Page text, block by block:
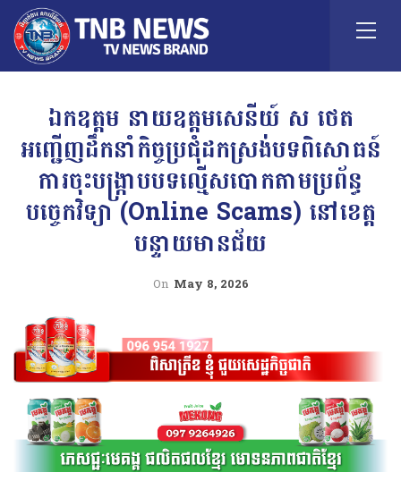
ឯកឧត្តម នាយឧត្តមសេនីយ៍ ស ថេត
អញ្ជើញដឹកនាំកិច្ចប្រជុំដកស្រង់បទពិសោធន៍
ការចុះបង្រ្កាបបទល្មើសបោកតាមប្រព័ន្ធ
បច្ចេកវិទ្យា (Online Scams) នៅខេត្ត
បន្ទាយមានជ័យ
On May 8, 2026